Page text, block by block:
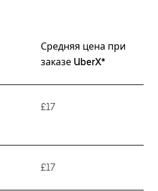
Средняя цена при
заказе UberX*
£17
£17